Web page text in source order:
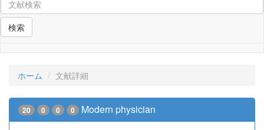
検索
ホーム 文献詳細
20 0 0 0 Modern physician